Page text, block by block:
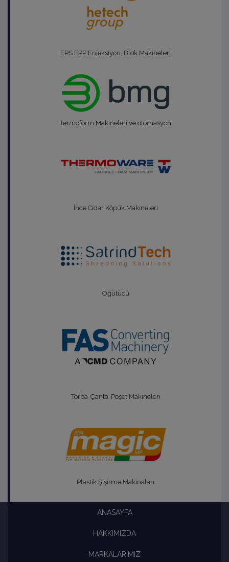
EPS EPP Enjeksiyon, Blok Makineleri
Termoform Makineleri ve otomasyon
İnce Cidar Köpük Makineleri
Öğütücü
Torba-Çanta-Poşet Makineleri
Plastik Şişirme Makinaları
ANASAYFA
HAKKIMIZDA
MARKALARIMIZ